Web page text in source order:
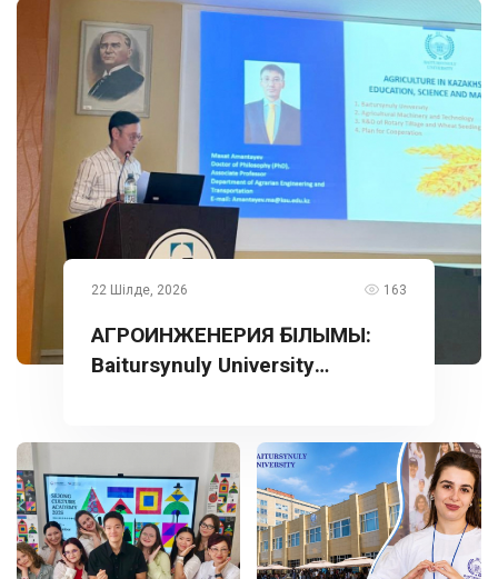
22 Шілде, 2026 163
АГРОИНЖЕНЕРИЯ ҒЫЛЫМЫ:
Baitursynuly University